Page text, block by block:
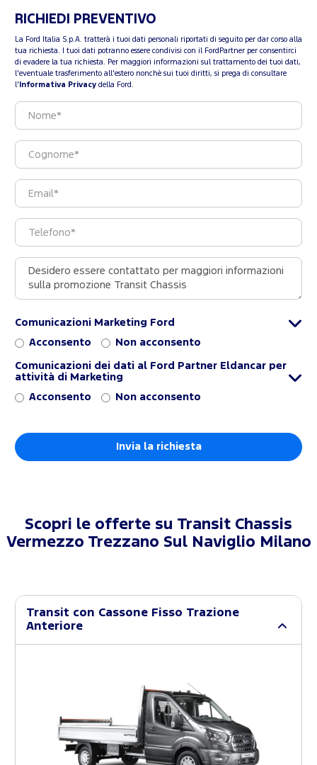
RICHIEDI PREVENTIVO
La Ford Italia S.p.A. tratterà i tuoi dati personali riportati di seguito per dar corso alla
tua richiesta. I tuoi dati potranno essere condivisi con il FordPartner per consentirci
di evadere la tua richiesta. Per maggiori informazioni sul trattamento dei tuoi dati,
l'eventuale trasferimento all'estero nonchè sui tuoi diritti, si prega di consultare
l' Informativa Privacy della Ford.
Comunicazioni Marketing Ford
Acconsento Non acconsento
Comunicazioni dei dati al Ford Partner Eldancar per
attività di Marketing
Acconsento Non acconsento
Scopri le offerte su Transit Chassis
Vermezzo Trezzano Sul Naviglio Milano
Transit con Cassone Fisso Trazione
Anteriore